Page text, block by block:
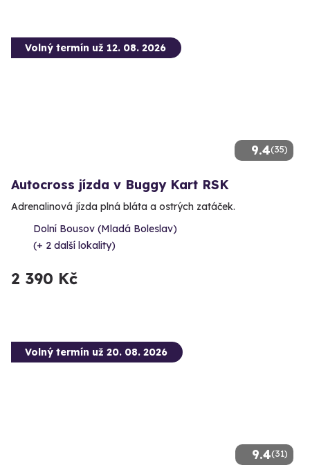
9.4(35)
Volný termín už 12. 08. 2026
Autocross jízda v Buggy Kart RSK
Adrenalinová jízda plná bláta a ostrých zatáček.
Dolní Bousov (Mladá Boleslav)
(+ 2 další lokality)
2 390 Kč
9.4(31)
Volný termín už 20. 08. 2026